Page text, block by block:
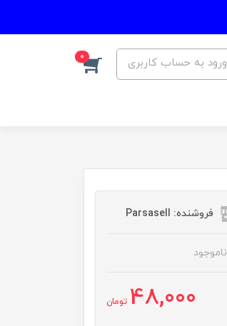
ورود به حساب کاربری 0
فروشنده: Parsasell
ناموجود
48,000 تومان